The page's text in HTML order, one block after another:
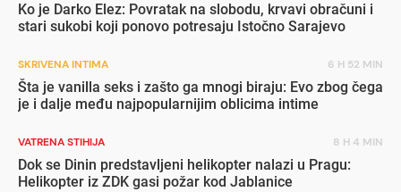
Ko je Darko Elez: Povratak na slobodu, krvavi obračuni i
stari sukobi koji ponovo potresaju Istočno Sarajevo
SKRIVENA INTIMA 6 H 52 MIN
Šta je vanilla seks i zašto ga mnogi biraju: Evo zbog čega
je i dalje među najpopularnijim oblicima intime
VATRENA STIHIJA 8 H 4 MIN
Dok se Dinin predstavljeni helikopter nalazi u Pragu:
Helikopter iz ZDK gasi požar kod Jablanice